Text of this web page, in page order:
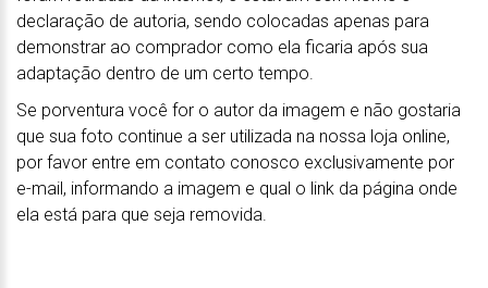
declaração de autoria, sendo colocadas apenas para
demonstrar ao comprador como ela ficaria após sua
adaptação dentro de um certo tempo.
Se porventura você for o autor da imagem e não gostaria
que sua foto continue a ser utilizada na nossa loja online,
por favor entre em contato conosco exclusivamente por
e-mail, informando a imagem e qual o link da página onde
ela está para que seja removida.